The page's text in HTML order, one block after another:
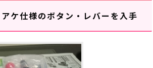
ケ仕様のボタン・レバーを入手